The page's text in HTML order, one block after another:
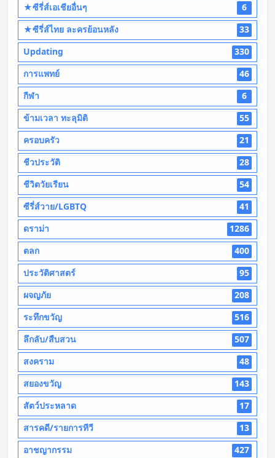
★ซีรี่ส์เอเชียอื่นๆ
6
★ซีรี่ส์ไทย ละครย้อนหลัง
33
Updating
330
การแพทย์
46
กีฬา
6
ข้ามเวลา ทะลุมิติ
55
ครอบครัว
21
ชีวประวัติ
28
ชีวิตวัยเรียน
54
ซีรี่ส์วาย/LGBTQ
41
ดราม่า
1286
ตลก
400
ประวัติศาสตร์
95
ผจญภัย
208
ระทึกขวัญ
516
ลึกลับ/สืบสวน
507
สงคราม
48
สยองขวัญ
143
สัตว์ประหลาด
17
สารคดี/รายการทีวี
13
อาชญากรรม
427